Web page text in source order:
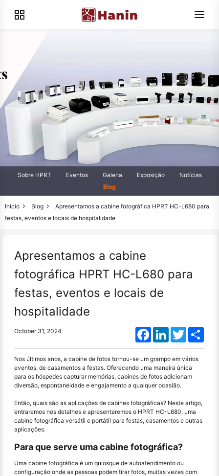
Sobre HPRT Eventos Galeria Exposição
Notícias
Blog
Início Blog
Apresentamos a cabine fotográfica HPRT HC-L680 para
festas, eventos e locais de hospitalidade
Apresentamos a cabine
fotográfica HPRT HC-L680 para
festas, eventos e locais de
hospitalidade
October 31, 2024 FacebookLinkedInTwitter
Nos últimos anos, a cabine de fotos tornou-se um grampo em vários
eventos, de casamentos a festas. Oferecendo uma maneira única
para os hóspedes capturar memórias, cabines de fotos adicionam
diversão, espontaneidade e engajamento a qualquer ocasião.
Então, quais são as aplicações de cabines fotográficas? Neste artigo,
entraremos nos detalhes e apresentaremos o HPRT HC-L680, uma
cabine fotográfica versátil e portátil para festas, casamentos e outras
aplicações.
Para que serve uma cabine fotográfica?
Uma cabine fotográfica é um quiosque de autoatendimento ou
configuração onde as pessoas podem tirar fotos, muitas vezes com